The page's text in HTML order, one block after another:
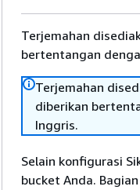
Terjemahan
bertentangan
Terjemahan
diberikan
Inggris.
Selain konfigurasi
bucket Anda.